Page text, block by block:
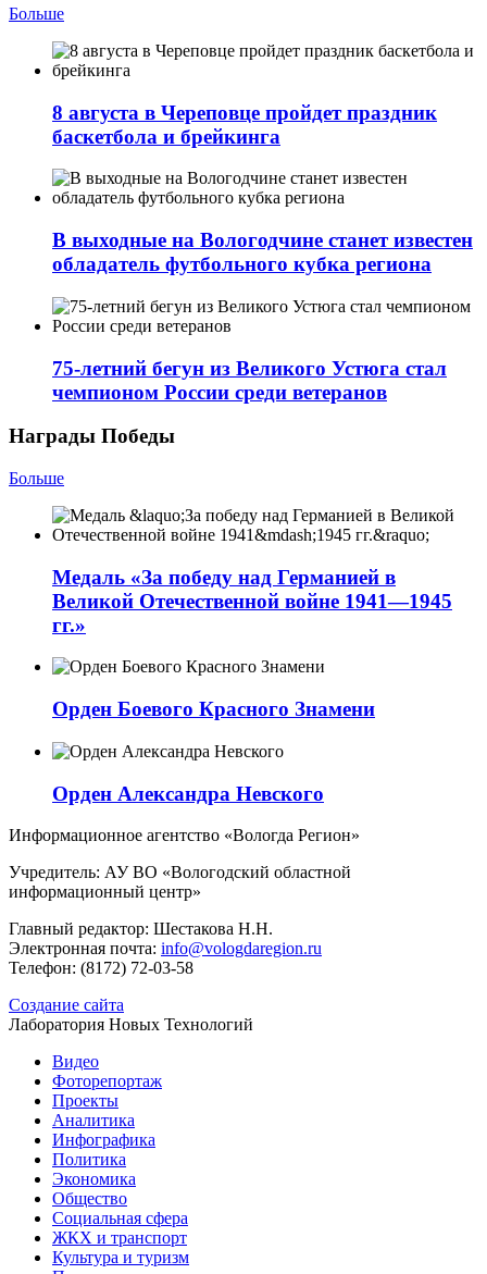
Больше
8 августа в Череповце пройдет праздник
баскетбола и брейкинга
В выходные на Вологодчине станет известен
обладатель футбольного кубка региона
75-летний бегун из Великого Устюга стал
чемпионом России среди ветеранов
Награды Победы
Больше
Медаль «За победу над Германией в
Великой Отечественной войне 1941—1945
гг.»
Орден Боевого Красного Знамени
Орден Александра Невского
Информационное агентство «Вологда Регион»
Учредитель: АУ ВО «Вологодский областной
информационный центр»
Главный редактор: Шестакова Н.Н.
Электронная почта: info@vologdaregion.ru
Телефон: (8172) 72-03-58
Создание сайта
Лаборатория Новых Технологий
Видео
Фоторепортаж
Проекты
Аналитика
Инфографика
Политика
Экономика
Общество
Социальная сфера
ЖКХ и транспорт
Культура и туризм